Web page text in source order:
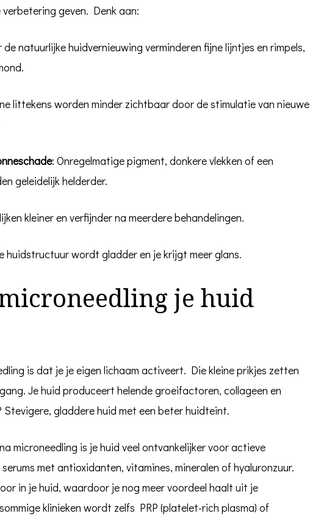
geven. Denk aan:
natuurlijke huidvernieuwing verminderen fijne lijntjes en rimpels,
littekens worden minder zichtbaar door de stimulatie van nieuwe
: Onregelmatige pigment, donkere vlekken of een
geleidelijk helderder.
kleiner en verfijnder na meerdere behandelingen.
huidstructuur wordt gladder en je krijgt meer glans.
je huid
is dat je je eigen lichaam activeert. Die kleine prikjes zetten
Je huid produceert helende groeifactoren, collageen en
gladdere huid met een beter huidteint.
microneedling is je huid veel ontvankelijker voor actieve
met antioxidanten, vitamines, mineralen of hyaluronzuur.
in je huid, waardoor je nog meer voordeel haalt uit je
klinieken wordt zelfs PRP (platelet-rich plasma) of